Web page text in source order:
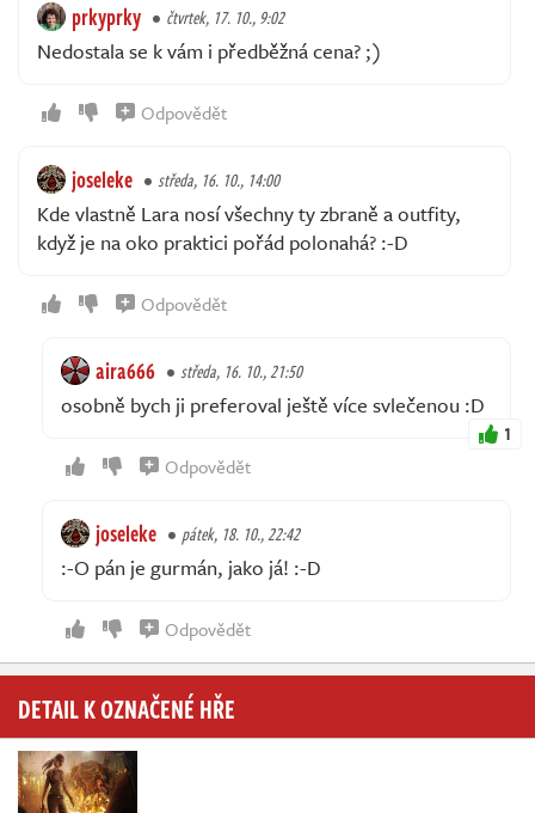
prkyprky čtvrtek, 17. 10., 9:02
Nedostala se k vám i předběžná cena? ;)
Odpovědět
joseleke středa, 16. 10., 14:00
Kde vlastně Lara nosí všechny ty zbraně a outfity,
když je na oko praktici pořád polonahá? :-D
Odpovědět
aira666 středa, 16. 10., 21:50
osobně bych ji preferoval ještě více svlečenou :D
1
Odpovědět
joseleke pátek, 18. 10., 22:42
:-O pán je gurmán, jako já! :-D
Odpovědět
DETAIL K OZNAČENÉ HŘE